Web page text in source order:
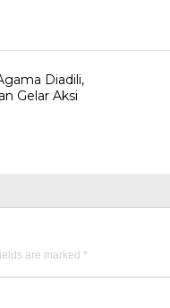
Diadili,
Gelar Aksi
are marked *